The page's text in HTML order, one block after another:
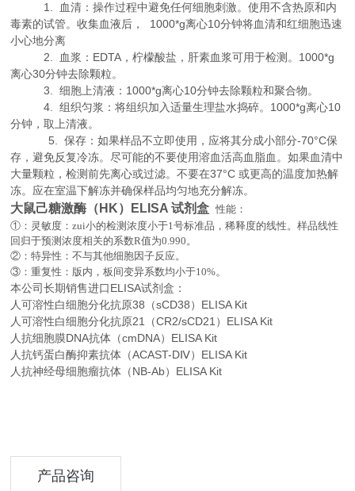
1. 血清：操作过程中避免任何细胞刺激。使用不含热原和内
毒素的试管。收集血液后， 1000*g离心10分钟将血清和红细胞迅速
小心地分离
2. 血浆：EDTA，柠檬酸盐，肝素血浆可用于检测。1000*g
离心30分钟去除颗粒。
3. 细胞上清液：1000*g离心10分钟去除颗粒和聚合物。
4. 组织匀浆：将组织加入适量生理盐水捣碎。1000*g离心10
分钟，取上清液。
5. 保存：如果样品不立即使用，应将其分成小部分-70°C保
存，避免反复冷冻。尽可能的不要使用溶血活高血脂血。如果血清中
大量颗粒，检测前先离心或过滤。不要在37°C 或更高的温度加热解
冻。应在室温下解冻并确保样品均匀地充分解冻。
大鼠己糖激酶（HK）ELISA 试剂盒性能：
①：灵敏度：zui小的检测浓度小于1号标准品，稀释度的线性。样品线性
回归于预测浓度相关的系数R值为0.990。
②：特异性：不与其他细胞因子反应。
③：重复性：版内，板间变异系数均小于10%。
本公司长期销售进口ELISA试剂盒：
人可溶性白细胞分化抗原38（sCD38）ELISA Kit
人可溶性白细胞分化抗原21（CR2/sCD21）ELISA Kit
人抗细胞膜DNA抗体（cmDNA）ELISA Kit
人抗钙蛋白酶抑素抗体（ACAST-DⅣ）ELISA Kit
人抗神经母细胞瘤抗体（NB-Ab）ELISA Kit
产品咨询